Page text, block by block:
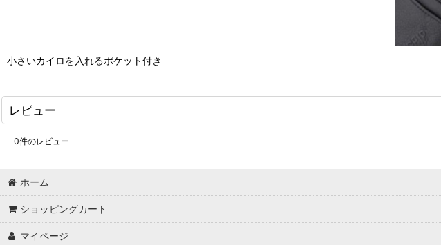
小さいカイロを入れるポケット付き
レビュー
0件のレビュー
ホーム
ショッピングカート
マイページ